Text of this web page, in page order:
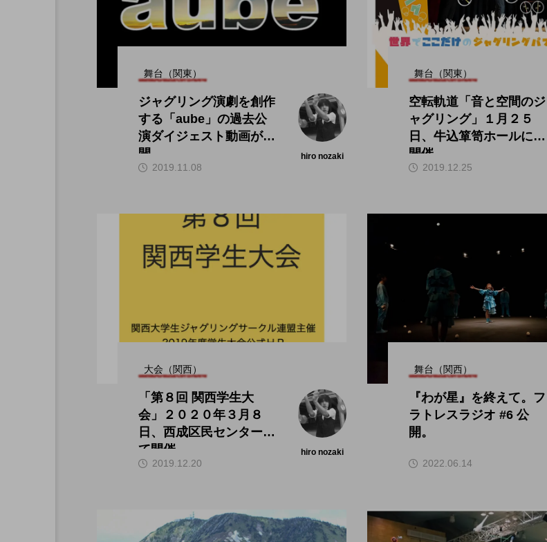
舞台（関東）
ジャグリング演劇を創作
する「aube」の過去公
演ダイジェスト動画が公
開。
hiro nozaki
2019.11.08
舞台（関東）
空転軌道「音と空間のジ
ャグリング」１月２５
日、牛込箪笥ホールにて
開催。
2019.12.25
大会（関西）
「第８回 関西学生大
会」２０２０年３月８
日、西成区民センターに
て開催。
hiro nozaki
2019.12.20
舞台（関西）
『わが星』を終えて。フ
ラトレスラジオ #6 公
開。
2022.06.14